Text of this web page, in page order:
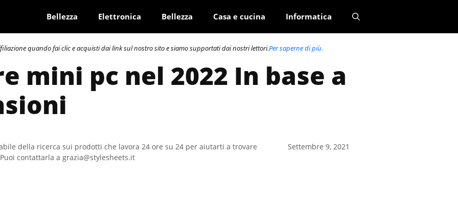
Bellezza Elettronica Bellezza Casa e cucina Informatica
quando fai clic e acquisti dai link sul nostro sito e siamo supportati dai nostri lettori.Per saperne di più.
mini pc nel 2022 In base a
della ricerca sui prodotti che lavora 24 ore su 24 per aiutarti a trovare
contattarla a grazia@stylesheets.it
Settembre 9, 2021